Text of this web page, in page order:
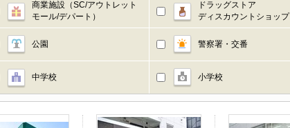
商業施設（SC/アウトレット
モール/デパート）
ドラッグストア
ディスカウントショップ
公園 警察署・交番
中学校 小学校